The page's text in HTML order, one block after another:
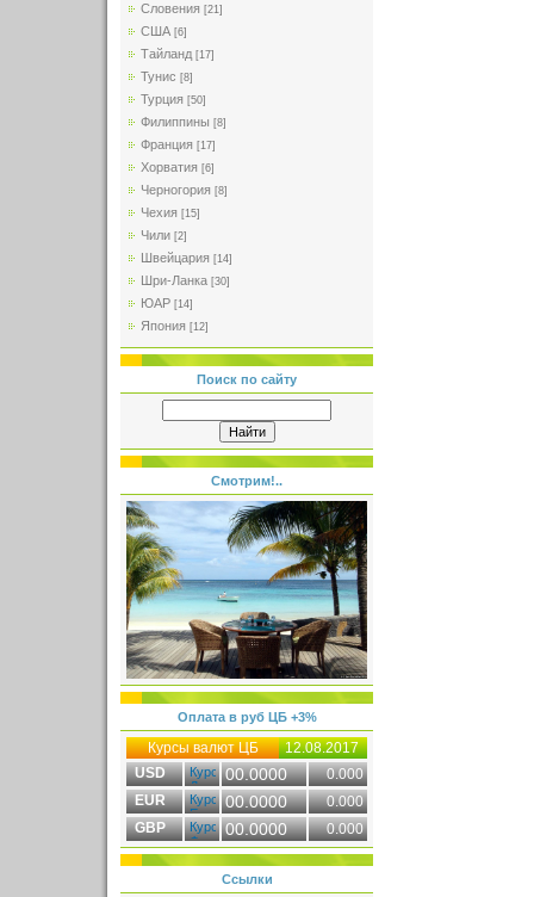
Словения [21]
США [6]
Тайланд [17]
Тунис [8]
Турция [50]
Филиппины [8]
Франция [17]
Хорватия [6]
Черногория [8]
Чехия [15]
Чили [2]
Швейцария [14]
Шри-Ланка [30]
ЮАР [14]
Япония [12]
Поиск по сайту
Смотрим!..
Оплата в руб ЦБ +3%
Курсы валют ЦБ
12.08.2017
USD
00.0000
0.000
EUR
00.0000
0.000
GBP
00.0000 0.000
Ссылки